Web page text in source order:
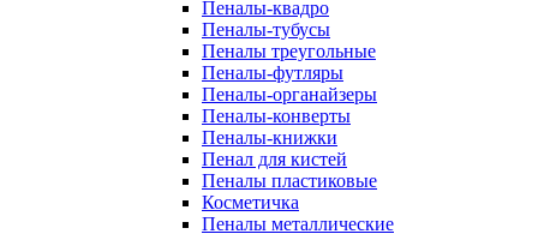
Пеналы-квадро
Пеналы-тубусы
Пеналы треугольные
Пеналы-футляры
Пеналы-органайзеры
Пеналы-конверты
Пеналы-книжки
Пенал для кистей
Пеналы пластиковые
Косметичка
Пеналы металлические